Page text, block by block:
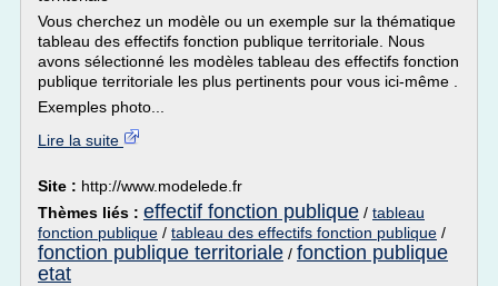
Vous cherchez un modèle ou un exemple sur la thématique
tableau des effectifs fonction publique territoriale. Nous
avons sélectionné les modèles tableau des effectifs fonction
publique territoriale les plus pertinents pour vous ici-même .
Exemples photo...
Lire la suite
Site : http://www.modelede.fr
Thèmes liés : effectif fonction publique / tableau
fonction publique / tableau des effectifs fonction publique /
fonction publique territoriale / fonction publique
etat